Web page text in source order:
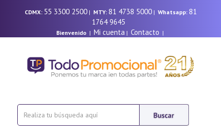
CDMX: 55 3300 2500| MTY: 81 4738 5000| Whatsapp: 81
1764 9645
Bienvenido| Mi cuenta | Contacto |